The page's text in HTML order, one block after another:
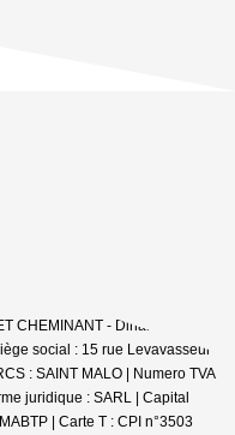
CHEMINANT - Dinard | Raison
social : 15 rue Levavasseur
: SAINT MALO | Numero TVA
juridique : SARL | Capital
| Carte T : CPI n°3503